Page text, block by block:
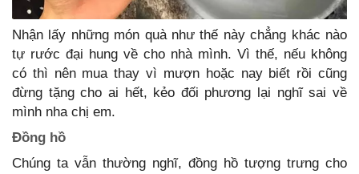
Nhận lấy những món quà như thế này chẳng khác nào
tự rước đại hung về cho nhà mình. Vì thế, nếu không
có thì nên mua thay vì mượn hoặc nay biết rồi cũng
đừng tặng cho ai hết, kẻo đối phương lại nghĩ sai về
mình nha chị em.
Đồng hồ
Chúng ta vẫn thường nghĩ, đồng hồ tượng trưng cho